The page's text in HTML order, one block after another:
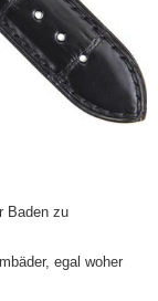
Baden zu
egal woher